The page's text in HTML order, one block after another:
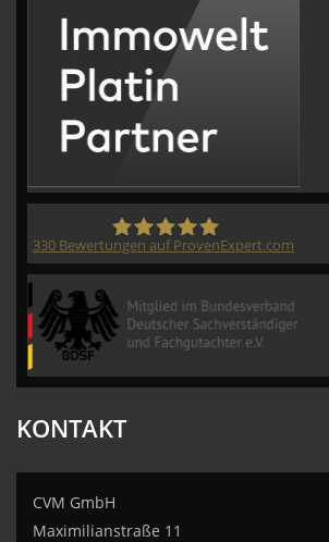
330 Bewertungen auf ProvenExpert.com
KONTAKT
CVM GmbH
Maximilianstraße 11